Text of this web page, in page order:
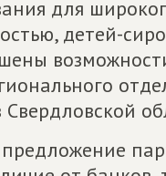
для
детей-
Свердловской